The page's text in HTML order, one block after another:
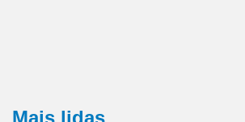
Mais lidas